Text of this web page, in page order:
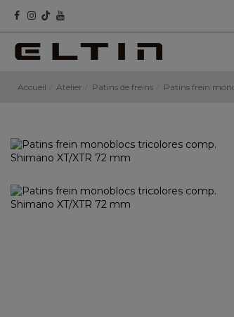
Accueil Atelier Patins de freins Patins frein